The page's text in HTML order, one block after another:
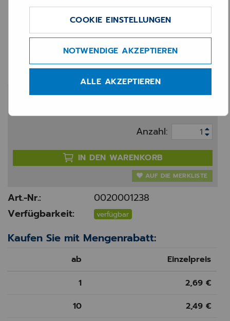
ALBIS MEDIDISC Archiv-
DVD rot
2,69 €
Anzahl:
IN DEN WARENKORB
AUF DIE MERKLISTE
Art.-Nr.:
0020001238
Verfügbarkeit:
verfügbar
Kaufen Sie mit Mengenrabatt:
ab
Einzelpreis
1
2,69 €
10
2,49 €
COOKIE EINSTELLUNGEN
NOTWENDIGE AKZEPTIEREN
ALLE AKZEPTIEREN